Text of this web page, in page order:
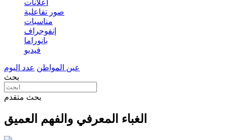
اعلانات
صور تفاعلية
مناسبات
إنفوجراف
بانوراما
فيديو
عين المواطن عدد اليوم
بحث
بحث متقدم
الغباء المعرفي والفهم العميق